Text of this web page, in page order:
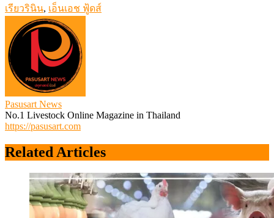
เรียวรินิน, เอ็นเอช ฟู้ดส์
Pasusart News
No.1 Livestock Online Magazine in Thailand
https://pasusart.com
Related Articles